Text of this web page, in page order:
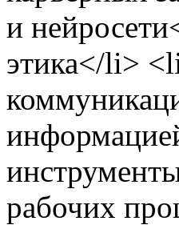
и
этика</li>
рабочих